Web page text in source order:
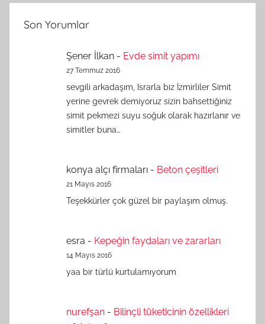
Son Yorumlar
Şener İlkan - Evde simit yapımı
27 Temmuz 2016
sevgili arkadaşım, Israrla biz İzmirliler Simit
yerine gevrek demiyoruz sizin bahsettiğiniz
simit pekmezi suyu soğuk olarak hazırlanır ve
simitler buna…
konya alçı firmaları - Beton çeşitleri
21 Mayıs 2016
Teşekkürler çok güzel bir paylaşım olmuş.
esra - Kepeğin faydaları ve zararları
14 Mayıs 2016
yaa bir türlü kurtulamıyorum
nurefşan - Bilinçli tüketicinin özellikleri